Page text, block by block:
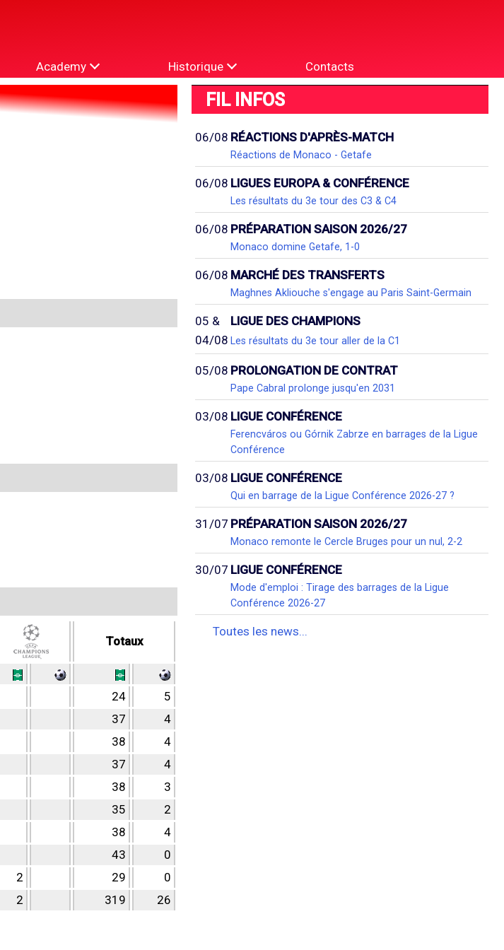
Academy Historique Contacts
Totaux
24
5
37
4
38
4
37
4
38
3
35
2
38
4
43
0
2 29
0
2 319 26
FIL INFOS
06/08 RÉACTIONS D'APRÈS-MATCH
Réactions de Monaco - Getafe
06/08 LIGUES EUROPA & CONFÉRENCE
Les résultats du 3e tour des C3 & C4
06/08 PRÉPARATION SAISON 2026/27
Monaco domine Getafe, 1-0
06/08 MARCHÉ DES TRANSFERTS
Maghnes Akliouche s'engage au Paris Saint-Germain
05 &
04/08
LIGUE DES CHAMPIONS
Les résultats du 3e tour aller de la C1
05/08 PROLONGATION DE CONTRAT
Pape Cabral prolonge jusqu'en 2031
03/08 LIGUE CONFÉRENCE
Ferencváros ou Górnik Zabrze en barrages de la Ligue
Conférence
03/08 LIGUE CONFÉRENCE
Qui en barrage de la Ligue Conférence 2026-27 ?
31/07 PRÉPARATION SAISON 2026/27
Monaco remonte le Cercle Bruges pour un nul, 2-2
30/07 LIGUE CONFÉRENCE
Mode d'emploi : Tirage des barrages de la Ligue
Conférence 2026-27
Toutes les news...